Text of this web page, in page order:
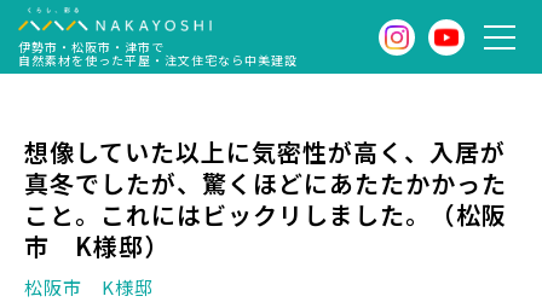
伊勢市・松阪市・津市で
自然素材を使った平屋・注文住宅なら中美建設
想像していた以上に気密性が高く、入居が
真冬でしたが、驚くほどにあたたかかった
こと。これにはビックリしました。（松阪
市 K様邸）
松阪市 K様邸